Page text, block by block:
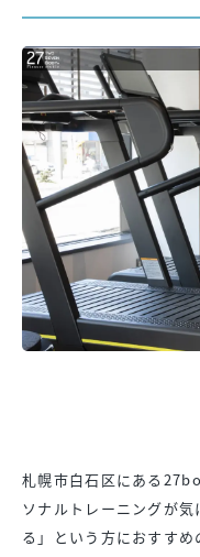
札幌市白石区にある
ソナルトレーニングが
る」という方におすすめ